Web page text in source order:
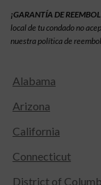
¡GARANTÍA DE
local de tu condado no
nuestra política de
Alabama
Arizona
California
Connecticut
District of